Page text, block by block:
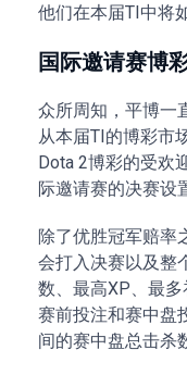
他们在本届TI中将
国际邀请赛博
众所周知，平博一
从本届TI的博彩市
Dota 2博彩的受欢
际邀请赛的决赛设
除了优胜冠军赔率
会打入决赛以及整
数、最高XP、最
赛前投注和赛中盘
间的赛中盘总击杀